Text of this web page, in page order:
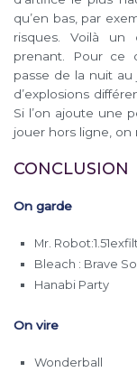
qu’en bas, par
risques. Voilà un
prenant. Pour ce
passe de la nuit
d’explosions
Si l’on ajoute une
jouer hors ligne,
CONCLUSION
On garde
Mr.
Bleach : Brave
Hanabi Party
On vire
Wonderball